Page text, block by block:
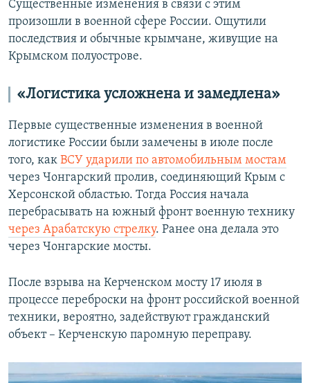
Существенные изменения в связи с этим
произошли в военной сфере России. Ощутили
последствия и обычные крымчане, живущие на
Крымском полуострове.
«Логистика усложнена и замедлена»
Первые существенные изменения в военной
логистике России были замечены в июле после
того, как ВСУ ударили по автомобильным мостам
через Чонгарский пролив, соединяющий Крым с
Херсонской областью. Тогда Россия начала
перебрасывать на южный фронт военную технику
через Арабатскую стрелку. Ранее она делала это
через Чонгарские мосты.
После взрыва на Керченском мосту 17 июля в
процессе переброски на фронт российской военной
техники, вероятно, задействуют гражданский
объект – Керченскую паромную переправу.